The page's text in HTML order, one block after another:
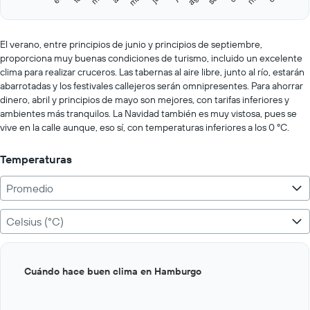
values.
Range:
0
to
250.
interactive
El verano, entre principios de junio y principios de septiembre,
proporciona muy buenas condiciones de turismo, incluido un excelente
clima para realizar cruceros. Las tabernas al aire libre, junto al río, estarán
abarrotadas y los festivales callejeros serán omnipresentes. Para ahorrar
dinero, abril y principios de mayo son mejores, con tarifas inferiores y
ambientes más tranquilos. La Navidad también es muy vistosa, pues se
vive en la calle aunque, eso sí, con temperaturas inferiores a los 0 ºC.
Temperaturas
Promedio
Celsius (°C)
graphic.Cuándo hace buen clima en Hamburgo